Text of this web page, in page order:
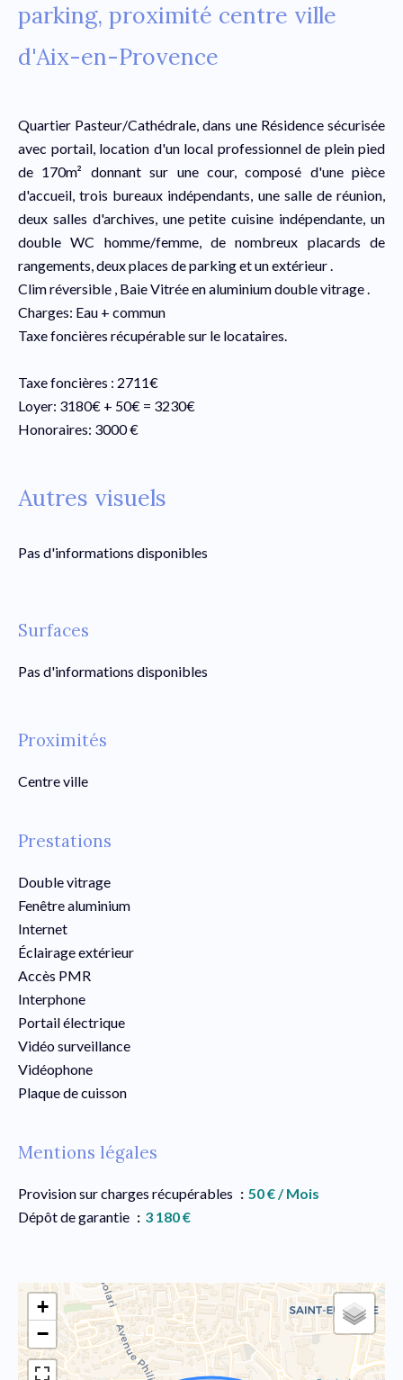
parking, proximité centre ville
d'Aix-en-Provence
Quartier Pasteur/Cathédrale, dans une Résidence sécurisée
avec portail, location d'un local professionnel de plein pied
de 170m² donnant sur une cour, composé d'une pièce
d'accueil, trois bureaux indépendants, une salle de réunion,
deux salles d'archives, une petite cuisine indépendante, un
double WC homme/femme, de nombreux placards de
rangements, deux places de parking et un extérieur .
Clim réversible , Baie Vitrée en aluminium double vitrage .
Charges: Eau + commun
Taxe foncières récupérable sur le locataires.
Taxe foncières : 2711€
Loyer: 3180€ + 50€ = 3230€
Honoraires: 3000 €
Autres visuels
Pas d'informations disponibles
Surfaces
Pas d'informations disponibles
Proximités
Centre ville
Prestations
Double vitrage
Fenêtre aluminium
Internet
Éclairage extérieur
Accès PMR
Interphone
Portail électrique
Vidéo surveillance
Vidéophone
Plaque de cuisson
Mentions légales
Provision sur charges récupérables
50 € / Mois
Dépôt de garantie
3 180 €
+
−